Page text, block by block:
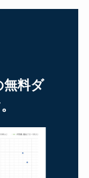
無料ダ